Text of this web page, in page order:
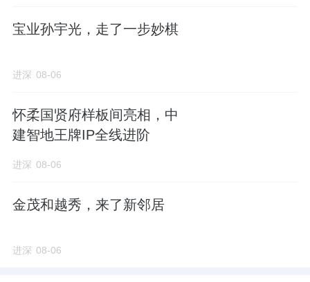
宝业孙宇光，走了一步妙棋
进深 08-06
怀柔国贤府样板间亮相，中
建智地王牌IP全线进阶
进深 08-06
金茂和越秀，来了新邻居
进深 08-06